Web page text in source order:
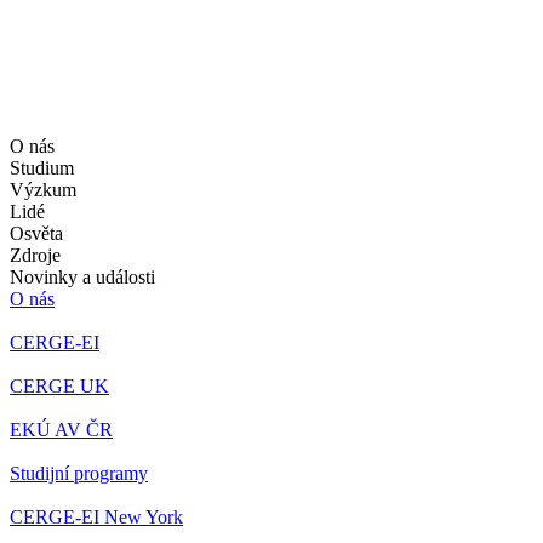
O nás
Studium
Výzkum
Lidé
Osvěta
Zdroje
Novinky a události
O nás
CERGE-EI
CERGE UK
EKÚ AV ČR
Studijní programy
CERGE-EI New York